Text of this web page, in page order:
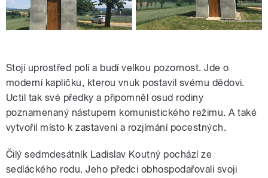
Stojí uprostřed polí a budí velkou pozornost. Jde o
moderní kapličku, kterou vnuk postavil svému dědovi.
Uctil tak své předky a připomněl osud rodiny
poznamenaný nástupem komunistického režimu. A také
vytvořil místo k zastavení a rozjímání pocestných.
Čilý sedmdesátník Ladislav Koutný pochází ze
sedláckého rodu. Jeho předci obhospodařovali svoji